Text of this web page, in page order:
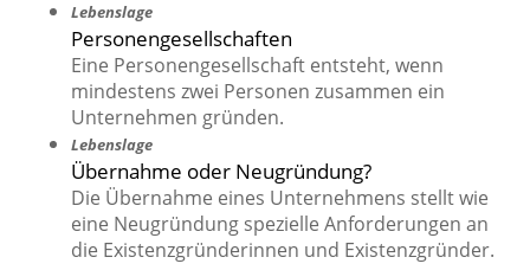
Lebenslage
Personengesellschaften
Eine Personengesellschaft entsteht, wenn
mindestens zwei Personen zusammen ein
Unternehmen gründen.
Lebenslage
Übernahme oder Neugründung?
Die Übernahme eines Unternehmens stellt wie
eine Neugründung spezielle Anforderungen an
die Existenzgründerinnen und Existenzgründer.